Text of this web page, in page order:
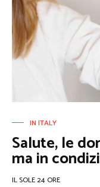
IN ITALY
Salute, le
ma in
IL SOLE 24 ORE